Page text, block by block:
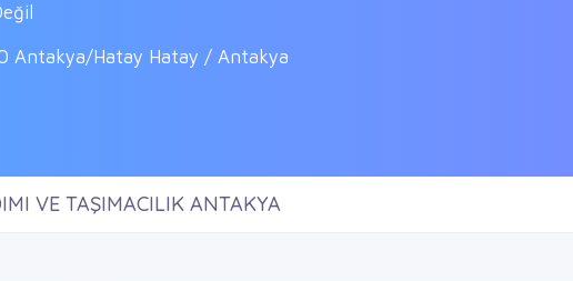
Antakya/Hatay Hatay / Antakya
VE TAŞIMACILIK ANTAKYA